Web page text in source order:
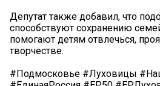
Депутат также добавил, что
способствуют сохранению
помогают детям отвлечься,
творчестве.
#Подмосковье #Луховицы